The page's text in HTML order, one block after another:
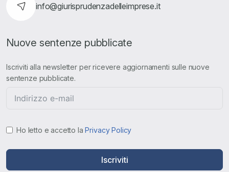
info@giurisprudenzadelleimprese.it
Nuove sentenze pubblicate
Iscriviti alla newsletter per ricevere aggiornamenti sulle nuove
sentenze pubblicate.
Ho letto e accetto laPrivacy Policy
Iscriviti